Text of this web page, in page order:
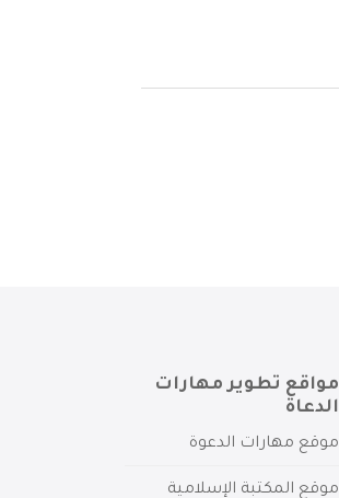
مواقع تطوير مهارات
الدعاة
موقع مهارات الدعوة
موقع المكتبة الإسلامية